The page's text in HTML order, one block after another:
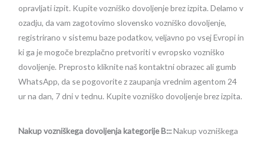
opravljati izpit. Kupite vozniško dovoljenje brez izpita. Delamo v
ozadju, da vam zagotovimo slovensko vozniško dovoljenje,
registrirano v sistemu baze podatkov, veljavno po vsej Evropi in
ki ga je mogoče brezplačno pretvoriti v evropsko vozniško
dovoljenje. Preprosto kliknite naš kontaktni obrazec ali gumb
WhatsApp, da se pogovorite z zaupanja vrednim agentom 24
ur na dan, 7 dni v tednu. Kupite vozniško dovoljenje brez izpita.
Nakup vozniškega dovoljenja kategorije B:::Nakup vozniškega